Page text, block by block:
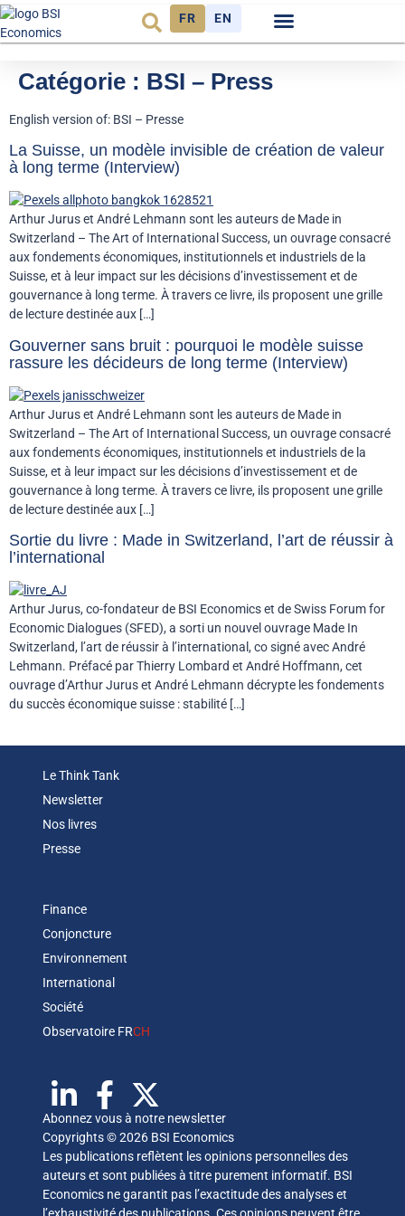
FR EN
Catégorie : BSI – Press
English version of: BSI – Presse
La Suisse, un modèle invisible de création de valeur
à long terme (Interview)
Arthur Jurus et André Lehmann sont les auteurs de Made in
Switzerland – The Art of International Success, un ouvrage consacré
aux fondements économiques, institutionnels et industriels de la
Suisse, et à leur impact sur les décisions d’investissement et de
gouvernance à long terme. À travers ce livre, ils proposent une grille
de lecture destinée aux […]
Gouverner sans bruit : pourquoi le modèle suisse
rassure les décideurs de long terme (Interview)
Arthur Jurus et André Lehmann sont les auteurs de Made in
Switzerland – The Art of International Success, un ouvrage consacré
aux fondements économiques, institutionnels et industriels de la
Suisse, et à leur impact sur les décisions d’investissement et de
gouvernance à long terme. À travers ce livre, ils proposent une grille
de lecture destinée aux […]
Sortie du livre : Made in Switzerland, l’art de réussir à
l’international
Arthur Jurus, co-fondateur de BSI Economics et de Swiss Forum for
Economic Dialogues (SFED), a sorti un nouvel ouvrage Made In
Switzerland, l’art de réussir à l’international, co signé avec André
Lehmann. Préfacé par Thierry Lombard et André Hoffmann, cet
ouvrage d’Arthur Jurus et André Lehmann décrypte les fondements
du succès économique suisse : stabilité […]
Le Think Tank
Newsletter
Nos livres
Presse
Finance
Conjoncture
Environnement
International
Société
Observatoire FRCH
Abonnez vous à notre newsletter
Copyrights © 2026 BSI Economics
Les publications reflètent les opinions personnelles des
auteurs et sont publiées à titre purement informatif. BSI
Economics ne garantit pas l’exactitude des analyses et
l’exhaustivité des publications. Ces opinions peuvent être